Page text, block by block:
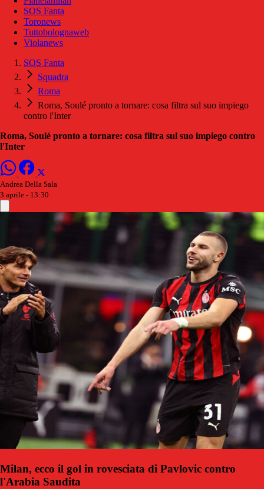
SOS Fanta
Toronews
Tuttobolognaweb
Violanews
SOS Fanta
Squadra
Roma
Roma, Soulé pronto a tornare: cosa filtra sul suo impiego
contro l'Inter
Roma, Soulé pronto a tornare: cosa filtra sul suo impiego contro
l'Inter
Andrea Della Sala
3 aprile - 13:30
Milan, ecco il gol in rovesciata di Pavlovic contro
l'Arabia Saudita